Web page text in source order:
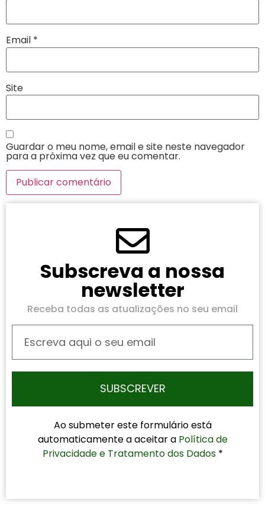
Email *
Site
Guardar o meu nome, email e site neste navegador
para a próxima vez que eu comentar.
Subscreva a nossa
newsletter
Receba todas as atualizações no seu email
SUBSCREVER
Ao submeter este formulário está
automaticamente a aceitar a Política de
Privacidade e Tratamento dos Dados *